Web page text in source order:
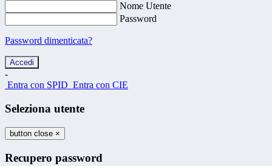
Nome Utente
Password
Password dimenticata?
-
Entra con SPID Entra con CIE
Seleziona utente
button close ×
Recupero password